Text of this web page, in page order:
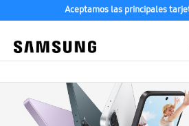
Aceptamos las principales